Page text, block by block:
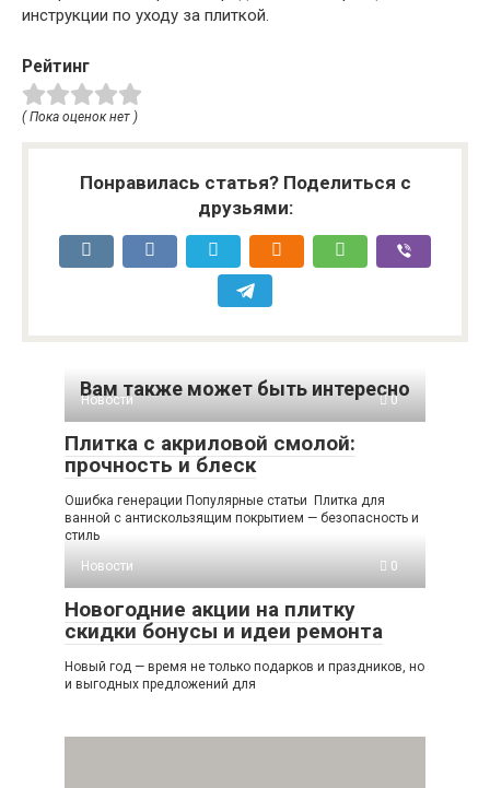
инструкции по уходу за плиткой.
Рейтинг
( Пока оценок нет )
Понравилась статья? Поделиться с
друзьями:
Вам также может быть интересно
Новости 0
Плитка с акриловой смолой:
прочность и блеск
Ошибка генерации Популярные статьи Плитка для
ванной с антискользящим покрытием — безопасность и
стиль
Новости
0
Новогодние акции на плитку
скидки бонусы и идеи ремонта
Новый год — время не только подарков и праздников, но
и выгодных предложений для